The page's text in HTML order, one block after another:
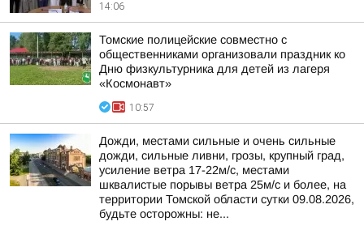
14:06
Томские полицейские совместно с
общественниками организовали праздник ко
Дню физкультурника для детей из лагеря
«Космонавт»
10:57
Дожди, местами сильные и очень сильные
дожди, сильные ливни, грозы, крупный град,
усиление ветра 17-22м/с, местами
шквалистые порывы ветра 25м/с и более, на
территории Томской области сутки 09.08.2026,
будьте осторожны: не...